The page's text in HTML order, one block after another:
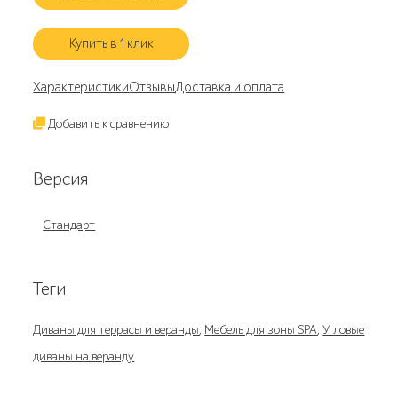
Купить в 1 клик
ХарактеристикиОтзывыДоставка и оплата
Добавить к сравнению
Версия
Стандарт
Теги
Диваны для террасы и веранды, Мебель для зоны SPA,Угловые
диваны на веранду